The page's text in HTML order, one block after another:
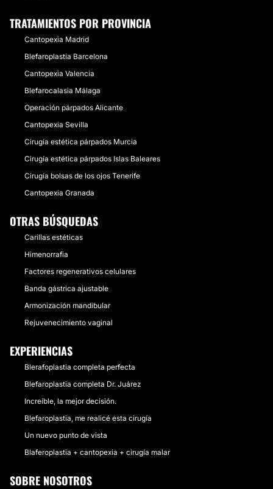
TRATAMIENTOS POR PROVINCIA
Cantopexia Madrid
Blefaroplastia Barcelona
Cantopexia Valencia
Blefarocalasia Málaga
Operación párpados Alicante
Cantopexia Sevilla
Cirugía estética párpados Murcia
Cirugía estética párpados Islas Baleares
Cirugía bolsas de los ojos Tenerife
Cantopexia Granada
OTRAS BÚSQUEDAS
Carillas estéticas
Himenorrafia
Factores regenerativos celulares
Banda gástrica ajustable
Armonización mandibular
Rejuvenecimiento vaginal
EXPERIENCIAS
Blerafoplastia completa perfecta
Blefaroplastia completa Dr. Juárez
Increíble, la mejor decisión.
Blefaroplastia, me realicé esta cirugía
Un nuevo punto de vista
Blaferoplastia + cantopexia + cirugía malar
SOBRE NOSOTROS